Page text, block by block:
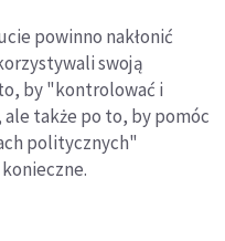
powinno nakłonić
swoją
by "kontrolować i
także po to, by pomóc
politycznych"